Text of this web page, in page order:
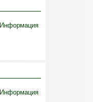
Информация
Информация